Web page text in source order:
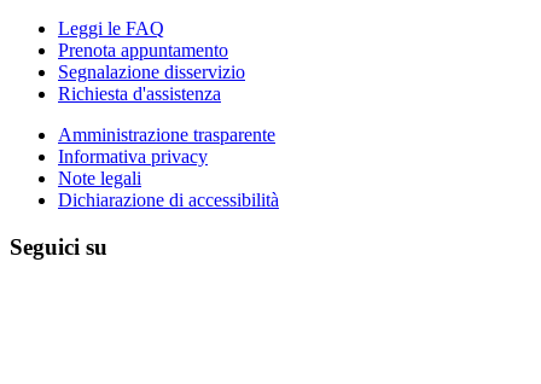
Leggi le FAQ
Prenota appuntamento
Segnalazione disservizio
Richiesta d'assistenza
Amministrazione trasparente
Informativa privacy
Note legali
Dichiarazione di accessibilità
Seguici su